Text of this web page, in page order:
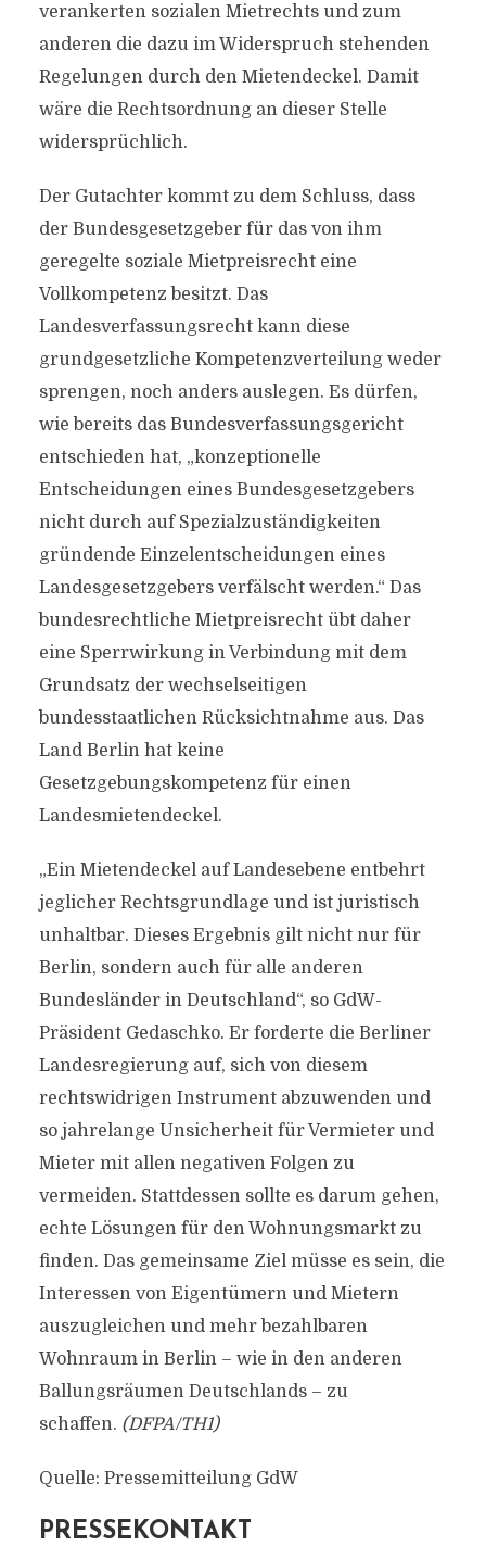
verankerten sozialen Mietrechts und zum
anderen die dazu im Widerspruch stehenden
Regelungen durch den Mietendeckel. Damit
wäre die Rechtsordnung an dieser Stelle
widersprüchlich.
Der Gutachter kommt zu dem Schluss, dass
der Bundesgesetzgeber für das von ihm
geregelte soziale Mietpreisrecht eine
Vollkompetenz besitzt. Das
Landesverfassungsrecht kann diese
grundgesetzliche Kompetenzverteilung weder
sprengen, noch anders auslegen. Es dürfen,
wie bereits das Bundesverfassungsgericht
entschieden hat, „konzeptionelle
Entscheidungen eines Bundesgesetzgebers
nicht durch auf Spezialzuständigkeiten
gründende Einzelentscheidungen eines
Landesgesetzgebers verfälscht werden.“ Das
bundesrechtliche Mietpreisrecht übt daher
eine Sperrwirkung in Verbindung mit dem
Grundsatz der wechselseitigen
bundesstaatlichen Rücksichtnahme aus. Das
Land Berlin hat keine
Gesetzgebungskompetenz für einen
Landesmietendeckel.
„Ein Mietendeckel auf Landesebene entbehrt
jeglicher Rechtsgrundlage und ist juristisch
unhaltbar. Dieses Ergebnis gilt nicht nur für
Berlin, sondern auch für alle anderen
Bundesländer in Deutschland“, so GdW-
Präsident Gedaschko. Er forderte die Berliner
Landesregierung auf, sich von diesem
rechtswidrigen Instrument abzuwenden und
so jahrelange Unsicherheit für Vermieter und
Mieter mit allen negativen Folgen zu
vermeiden. Stattdessen sollte es darum gehen,
echte Lösungen für den Wohnungsmarkt zu
finden. Das gemeinsame Ziel müsse es sein, die
Interessen von Eigentümern und Mietern
auszugleichen und mehr bezahlbaren
Wohnraum in Berlin – wie in den anderen
Ballungsräumen Deutschlands – zu
schaffen. (DFPA/TH1)
Quelle: Pressemitteilung GdW
PRESSEKONTAKT